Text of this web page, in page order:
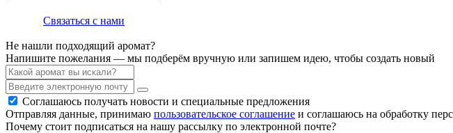
Связаться с нами
Не нашли подходящий аромат?
Напишите пожелания — мы подберём вручную или запишем идею, чтобы создать новый
Соглашаюсь получать новости и специальные предложения
Отправляя данные, принимаю пользовательское соглашение и соглашаюсь на обработку
Почему стоит подписаться на нашу рассылку по электронной почте?